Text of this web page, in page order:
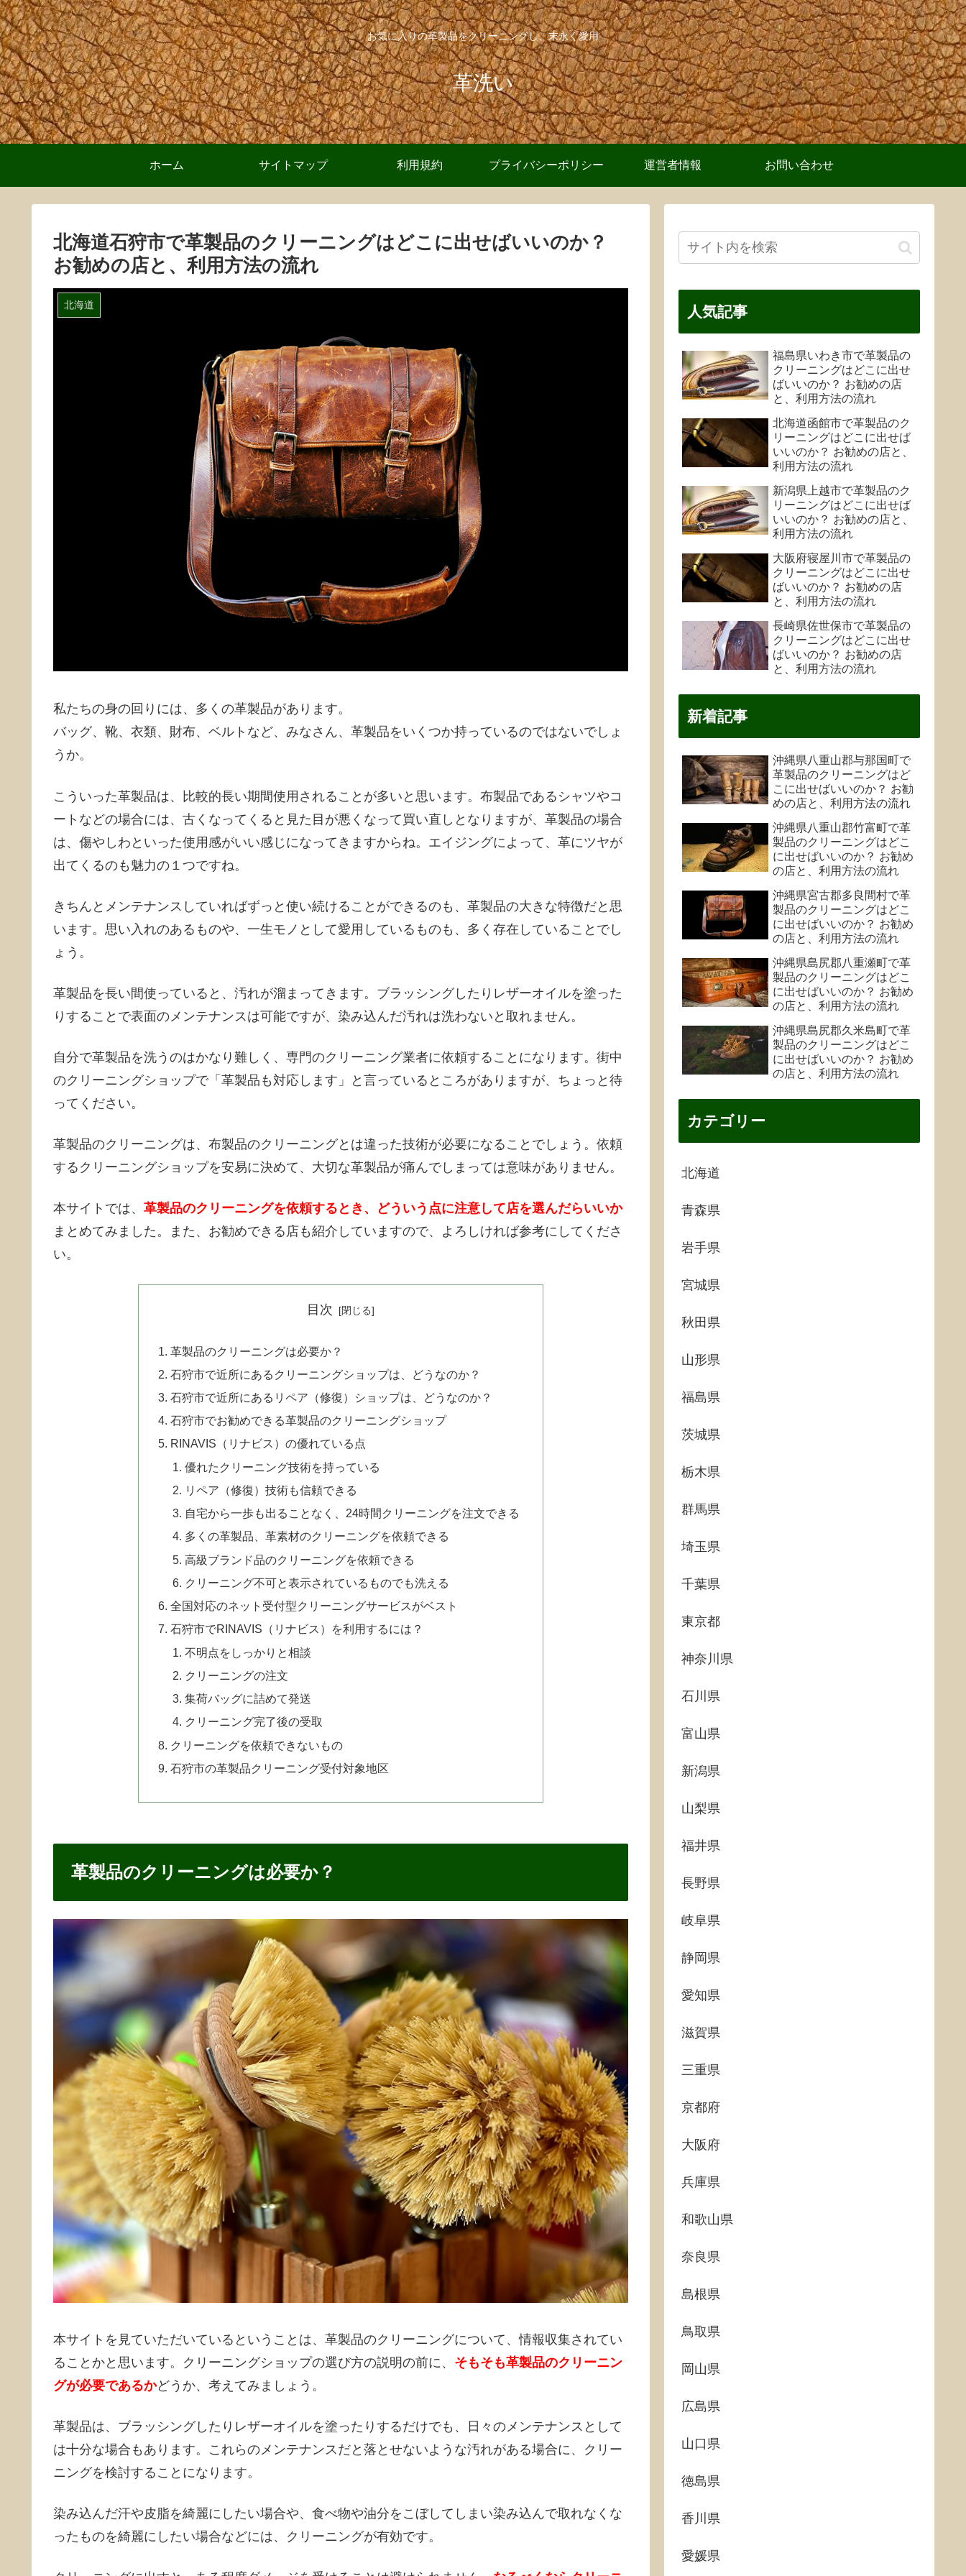
お気に入りの革製品をクリーニングし、末永く愛用
革洗い
ホーム サイトマップ 利用規約 プライバシーポリシー 運営者情報 お問い合わせ
北海道石狩市で革製品のクリーニングはどこに出せばいいのか？
お勧めの店と、利用方法の流れ
北海道
私たちの身の回りには、多くの革製品があります。
バッグ、靴、衣類、財布、ベルトなど、みなさん、革製品をいくつか持っているのではないでしょ
うか。
こういった革製品は、比較的長い期間使用されることが多いと思います。布製品であるシャツやコ
ートなどの場合には、古くなってくると見た目が悪くなって買い直しとなりますが、革製品の場合
は、傷やしわといった使用感がいい感じになってきますからね。エイジングによって、革にツヤが
出てくるのも魅力の１つですね。
きちんとメンテナンスしていればずっと使い続けることができるのも、革製品の大きな特徴だと思
います。思い入れのあるものや、一生モノとして愛用しているものも、多く存在していることでし
ょう。
革製品を長い間使っていると、汚れが溜まってきます。ブラッシングしたりレザーオイルを塗った
りすることで表面のメンテナンスは可能ですが、染み込んだ汚れは洗わないと取れません。
自分で革製品を洗うのはかなり難しく、専門のクリーニング業者に依頼することになります。街中
のクリーニングショップで「革製品も対応します」と言っているところがありますが、ちょっと待
ってください。
革製品のクリーニングは、布製品のクリーニングとは違った技術が必要になることでしょう。依頼
するクリーニングショップを安易に決めて、大切な革製品が痛んでしまっては意味がありません。
本サイトでは、 革製品のクリーニングを依頼するとき、どういう点に注意して店を選んだらいいか
まとめてみました。また、お勧めできる店も紹介していますので、よろしければ参考にしてくださ
い。
目次
革製品のクリーニングは必要か？
石狩市で近所にあるクリーニングショップは、どうなのか？
石狩市で近所にあるリペア（修復）ショップは、どうなのか？
石狩市でお勧めできる革製品のクリーニングショップ
RINAVIS（リナビス）の優れている点
優れたクリーニング技術を持っている
リペア（修復）技術も信頼できる
自宅から一歩も出ることなく、24時間クリーニングを注文できる
多くの革製品、革素材のクリーニングを依頼できる
高級ブランド品のクリーニングを依頼できる
クリーニング不可と表示されているものでも洗える
全国対応のネット受付型クリーニングサービスがベスト
石狩市でRINAVIS（リナビス）を利用するには？
不明点をしっかりと相談
クリーニングの注文
集荷バッグに詰めて発送
クリーニング完了後の受取
クリーニングを依頼できないもの
石狩市の革製品クリーニング受付対象地区
革製品のクリーニングは必要か？
本サイトを見ていただいているということは、革製品のクリーニングについて、情報収集されてい
ることかと思います。クリーニングショップの選び方の説明の前に、 そもそも革製品のクリーニン
グが必要であるかどうか、考えてみましょう。
革製品は、ブラッシングしたりレザーオイルを塗ったりするだけでも、日々のメンテナンスとして
は十分な場合もあります。これらのメンテナンスだと落とせないような汚れがある場合に、クリー
ニングを検討することになります。
染み込んだ汗や皮脂を綺麗にしたい場合や、食べ物や油分をこぼしてしまい染み込んで取れなくな
ったものを綺麗にしたい場合などには、クリーニングが有効です。
人気記事
福島県いわき市で革製品の
クリーニングはどこに出せ
ばいいのか？ お勧めの店
と、利用方法の流れ
北海道函館市で革製品のク
リーニングはどこに出せば
いいのか？ お勧めの店と、
利用方法の流れ
新潟県上越市で革製品のク
リーニングはどこに出せば
いいのか？ お勧めの店と、
利用方法の流れ
大阪府寝屋川市で革製品の
クリーニングはどこに出せ
ばいいのか？ お勧めの店
と、利用方法の流れ
長崎県佐世保市で革製品の
クリーニングはどこに出せ
ばいいのか？ お勧めの店
と、利用方法の流れ
新着記事
沖縄県八重山郡与那国町で
革製品のクリーニングはど
こに出せばいいのか？ お勧
めの店と、利用方法の流れ
沖縄県八重山郡竹富町で革
製品のクリーニングはどこ
に出せばいいのか？ お勧め
の店と、利用方法の流れ
沖縄県宮古郡多良間村で革
製品のクリーニングはどこ
に出せばいいのか？ お勧め
の店と、利用方法の流れ
沖縄県島尻郡八重瀬町で革
製品のクリーニングはどこ
に出せばいいのか？ お勧め
の店と、利用方法の流れ
沖縄県島尻郡久米島町で革
製品のクリーニングはどこ
に出せばいいのか？ お勧め
の店と、利用方法の流れ
カテゴリー
北海道
青森県
岩手県
宮城県
秋田県
山形県
福島県
茨城県
栃木県
群馬県
埼玉県
千葉県
東京都
神奈川県
石川県
富山県
新潟県
山梨県
福井県
長野県
岐阜県
静岡県
愛知県
滋賀県
三重県
京都府
大阪府
兵庫県
和歌山県
奈良県
島根県
鳥取県
岡山県
広島県
山口県
徳島県
香川県
愛媛県